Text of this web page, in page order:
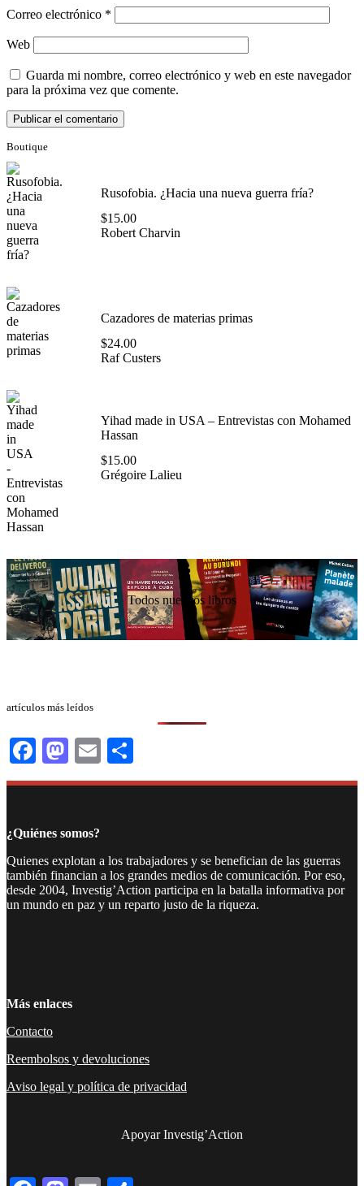
Correo electrónico *
Web
Guarda mi nombre, correo electrónico y web en este navegador
para la próxima vez que comente.
Boutique
Rusofobia. ¿Hacia una nueva guerra fría?
$15.00
Robert Charvin
Cazadores de materias primas
$24.00
Raf Custers
Yihad made in USA – Entrevistas con Mohamed
Hassan
$15.00
Grégoire Lalieu
Todos nuestros libros
artículos más leídos
Facebook
Mastodon
Email
¿Quiénes somos?
Quienes explotan a los trabajadores y se benefician de las guerras
también financian a los grandes medios de comunicación. Por eso,
desde 2004, Investig’Action participa en la batalla informativa por
un mundo en paz y un reparto justo de la riqueza.
Más enlaces
Contacto
Reembolsos y devoluciones
Aviso legal y política de privacidad
Apoyar Investig’Action